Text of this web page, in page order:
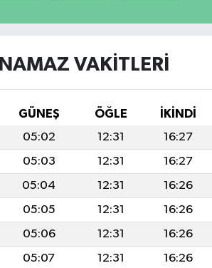
VAKITLERI
GÜNEŞ ÖĞLE İKINDI
05:02 12:31 16:27
05:03 12:31 16:27
05:04 12:31 16:26
05:05 12:31 16:26
05:06 12:31 16:26
05:07 12:31 16:26